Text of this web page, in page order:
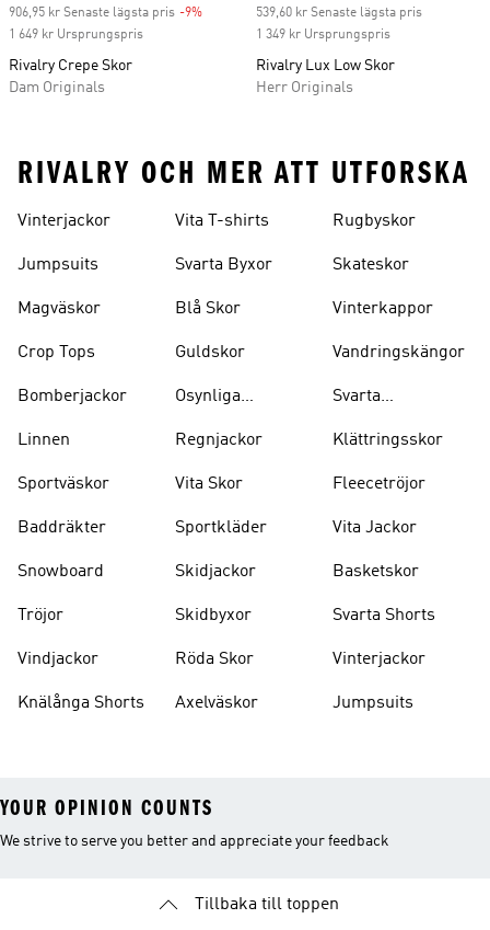
906,95 kr Senaste lägsta pris -9%
1 649 kr Ursprungspris
Rivalry Crepe Skor
Dam Originals
539,60 kr Senaste lägsta pris
1 349 kr Ursprungspris
Rivalry Lux Low Skor
Herr Originals
RIVALRY OCH MER ATT UTFORSKA
Vinterjackor
Jumpsuits
Magväskor
Crop Tops
Bomberjackor
Linnen
Sportväskor
Baddräkter
Snowboard
Tröjor
Vindjackor
Knälånga Shorts
Vita T-shirts
Svarta Byxor
Blå Skor
Guldskor
Osynliga
Regnjackor
Vita Skor
Sportkläder
Skidjackor
Skidbyxor
Röda Skor
Axelväskor
Rugbyskor
Skateskor
Vinterkappor
Vandringskängor
Svarta
Klättringsskor
Fleecetröjor
Vita Jackor
Basketskor
Svarta Shorts
Vinterjackor
Jumpsuits
YOUR OPINION COUNTS
We strive to serve you better and appreciate your feedback
Tillbaka till toppen